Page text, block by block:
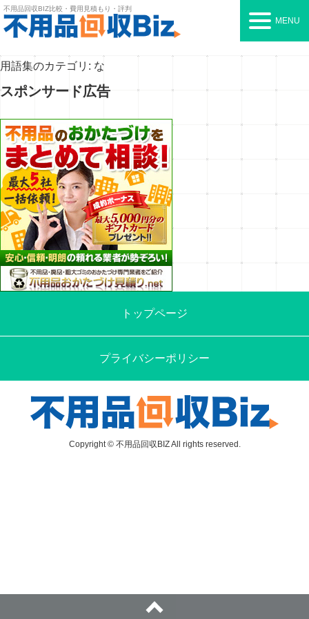
不用品回収BIZ比較・費用見積もり・評判
MENU
用語集のカテゴリ: な
スポンサード広告
トップページ
プライバシーポリシー
Copyright © 不用品回収BIZ All rights reserved.